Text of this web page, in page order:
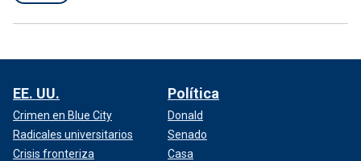
EE. UU.
Crimen en Blue City
Radicales universitarios
Crisis fronteriza
Política
Donald
Senado
Casa